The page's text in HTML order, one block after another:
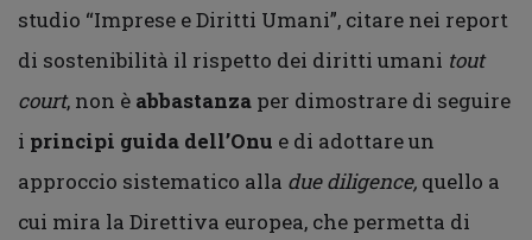
studio “Imprese e Diritti Umani”, citare nei report
di sostenibilità il rispetto dei diritti umani tout
court, non è abbastanza per dimostrare di seguire
i principi guida dell’Onu e di adottare un
approccio sistematico alla due diligence, quello a
cui mira la Direttiva europea, che permetta di